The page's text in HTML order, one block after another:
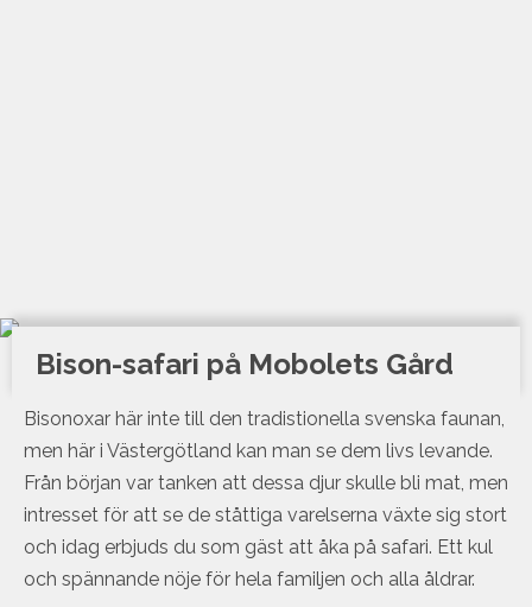
Bison-safari på Mobolets Gård
Bisonoxar här inte till den tradistionella svenska faunan,
men här i Västergötland kan man se dem livs levande.
Från början var tanken att dessa djur skulle bli mat, men
intresset för att se de ståttiga varelserna växte sig stort
och idag erbjuds du som gäst att åka på safari. Ett kul
och spännande nöje för hela familjen och alla åldrar.